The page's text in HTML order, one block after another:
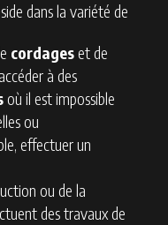
dans la variété de
cordageset de
à des
où il est impossible
ou
effectuer un
ou de la
des travaux de